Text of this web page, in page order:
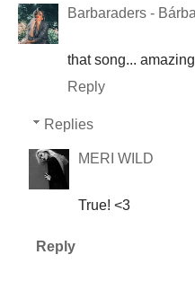
Barbaraders -
that song...
Reply
Replies
MERI WILD
True! <3
Reply